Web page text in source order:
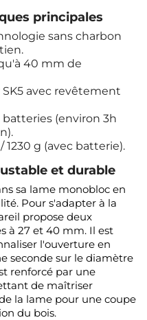
principales
sans charbon
40 mm de
avec revêtement
(environ 3h
1230 g (avec batterie).
et durable
sa lame monobloc en
Pour s'adapter à la
propose deux
à 27 et 40 mm. Il est
l'ouverture en
seconde sur le diamètre
renforcé par une
de maîtriser
la lame pour une coupe
du bois.